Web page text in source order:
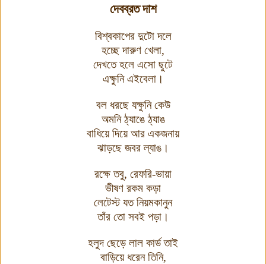
দেবব্রত দাশ
বিশ্বকাপের দুটো দলে
হচ্ছে দারুণ খেলা,
দেখতে হলে এসো ছুটে
এক্ষুনি এইবেলা।
বল ধরছে যক্ষুনি কেউ
অমনি ঠ্যাঙে ঠ্যাঙ
বাধিয়ে দিয়ে আর একজনায়
ঝাড়ছে জবর ল্যাঙ।
রক্ষে তবু, রেফরি-ভায়া
ভীষণ রকম কড়া
লেটেস্ট যত নিয়মকানুন
তাঁর তো সবই পড়া।
হলুদ ছেড়ে লাল কার্ড তাই
বাড়িয়ে ধরেন তিনি,